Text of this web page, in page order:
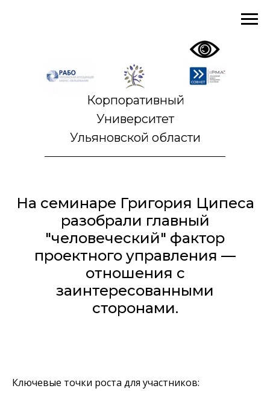
Корпоративный
Университет
Ульяновской области
На семинаре Григория Ципеса
разобрали главный
"человеческий" фактор
проектного управления —
отношения с
заинтересованными
сторонами.
Ключевые точки роста для участников: